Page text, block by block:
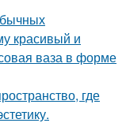
красивый и
ваза в форме
где